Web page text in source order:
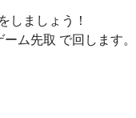
しましょう！
ム先取 で回します。